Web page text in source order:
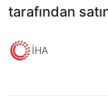
tarafından
İHA